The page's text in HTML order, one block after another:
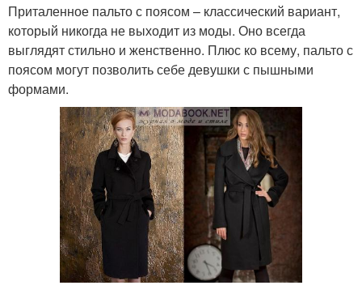
Приталенное пальто с поясом – классический вариант,
который никогда не выходит из моды. Оно всегда
выглядят стильно и женственно. Плюс ко всему, пальто с
поясом могут позволить себе девушки с пышными
формами.